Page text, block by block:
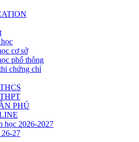
cơ sở
phổ thông
chứng chỉ
PHÚ
học 2026-2027
27